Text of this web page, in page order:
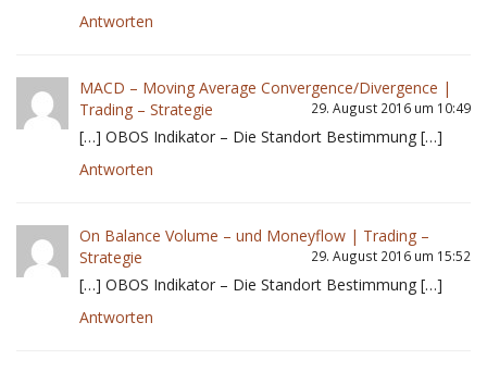
Antworten
MACD – Moving Average Convergence/Divergence |
Trading – Strategie
29. August 2016 um 10:49
[…] OBOS Indikator – Die Standort Bestimmung […]
Antworten
On Balance Volume – und Moneyflow | Trading –
Strategie
29. August 2016 um 15:52
[…] OBOS Indikator – Die Standort Bestimmung […]
Antworten